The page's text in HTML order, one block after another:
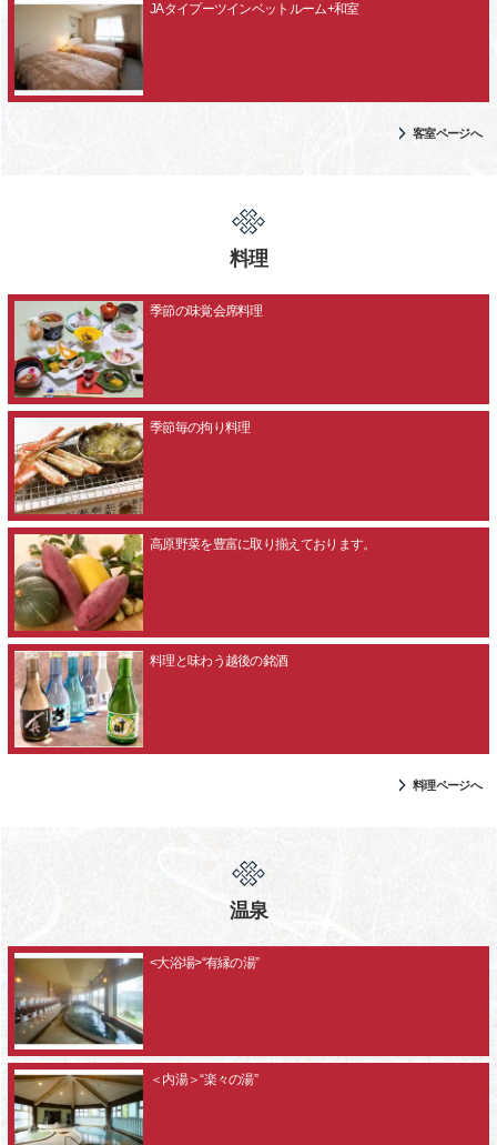
JAタイプーツインベットルーム+和室
客室ページへ
料理
季節の味覚会席料理
季節毎の拘り料理
高原野菜を豊富に取り揃えております。
料理と味わう越後の銘酒
料理ページへ
温泉
<大浴場>“有縁の湯”
＜内湯＞“楽々の湯”